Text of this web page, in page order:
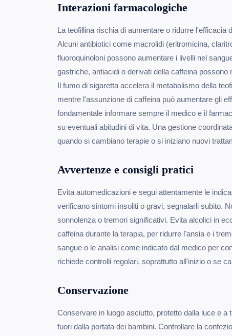
Interazioni farmacologiche
La teofillina rischia di aumentare o ridurre l'efficacia
Alcuni antibiotici come macrolidi (eritromicina,
fluoroquinoloni possono aumentare i livelli nel
gastriche, antiacidi o derivati della caffeina
Il fumo di sigaretta accelera il metabolismo della
mentre l'assunzione di caffeina può aumentare gli
fondamentale informare sempre il medico e il
su eventuali abitudini di vita. Una gestione
quando si cambiano terapie o si iniziano nuovi
Avvertenze e consigli pratici
Evita automedicazioni e segui attentamente le
verificano sintomi insoliti o gravi, segnalarli subito.
sonnolenza o tremori significativi. Evita alcolici in
caffeina durante la terapia, per ridurre l'ansia e i
sangue o le analisi come indicato dal medico per
richiede controlli regolari, soprattutto all'inizio o se
Conservazione
Conservare in luogo asciutto, protetto dalla luce e a
fuori dalla portata dei bambini. Controllare la